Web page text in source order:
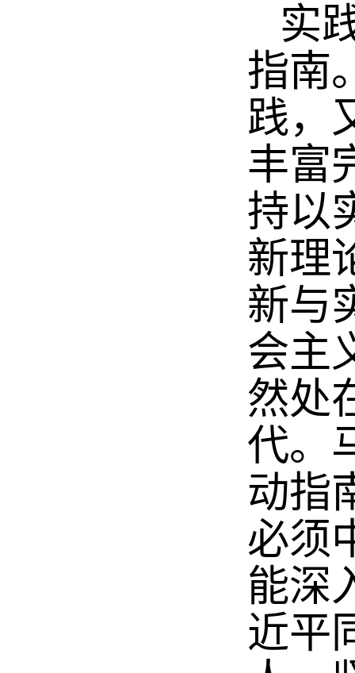
实
指南
践，
丰富
持以
新理
新与
会主
然处
代。
动指
必须
能深
近平